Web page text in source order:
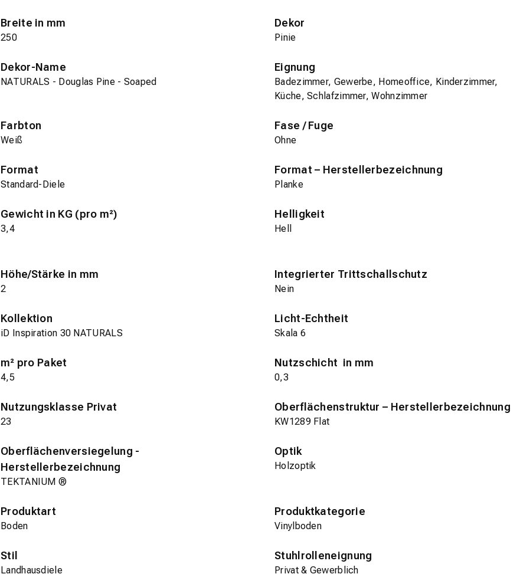
Breite in mm
250
Dekor
Pinie
Dekor-Name
NATURALS - Douglas Pine - Soaped
Eignung
Badezimmer, Gewerbe, Homeoffice, Kinderzimmer,
Küche, Schlafzimmer, Wohnzimmer
Farbton
Weiß
Fase / Fuge
Ohne
Format
Standard-Diele
Format – Herstellerbezeichnung
Planke
Gewicht in KG (pro m²)
3,4
Helligkeit
Hell
Höhe/Stärke in mm
2
Integrierter Trittschallschutz
Nein
Kollektion
iD Inspiration 30 NATURALS
Licht-Echtheit
Skala 6
m² pro Paket
4,5
Nutzschicht in mm
0,3
Nutzungsklasse Privat
23
Oberflächenstruktur – Herstellerbezeichnung
KW1289 Flat
Oberflächenversiegelung -
Herstellerbezeichnung
TEKTANIUM ®
Optik
Holzoptik
Produktart
Boden
Produktkategorie
Vinylboden
Stil
Landhausdiele
Stuhlrolleneignung
Privat & Gewerblich